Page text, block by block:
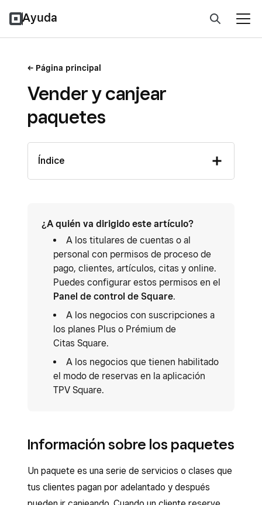
Ayuda
Página principal
Vender y canjear
paquetes
Índice
¿A quién va dirigido este artículo?
A los titulares de cuentas o al
personal con permisos de proceso de
pago, clientes, artículos, citas y online.
Puedes configurar estos permisos en el
Panel de control de Square.
A los negocios con suscripciones a
los planes Plus o Prémium de
Citas Square.
A los negocios que tienen habilitado
el modo de reservas en la aplicación
TPV Square.
Información sobre los paquetes
Un paquete es una serie de servicios o clases que
tus clientes pagan por adelantado y después